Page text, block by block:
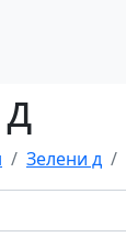
Зелени д